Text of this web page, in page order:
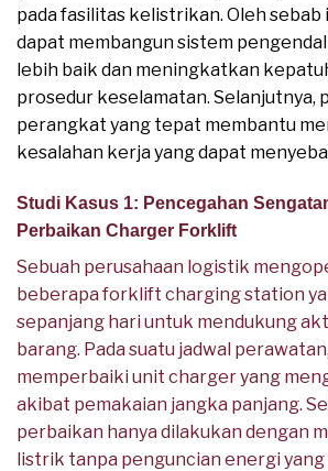
pada fasilitas kelistrikan. Oleh sebab
dapat membangun sistem
lebih baik dan meningkatkan
prosedur keselamatan. Selanjutnya,
perangkat yang tepat membantu
kesalahan kerja yang dapat
Studi Kasus 1: Pencegahan
Perbaikan Charger Forklift
Sebuah perusahaan logistik
beberapa forklift charging station
sepanjang hari untuk mendukung
barang. Pada suatu jadwal
memperbaiki unit charger yang
akibat pemakaian jangka panjang.
perbaikan hanya dilakukan dengan
listrik tanpa penguncian energi